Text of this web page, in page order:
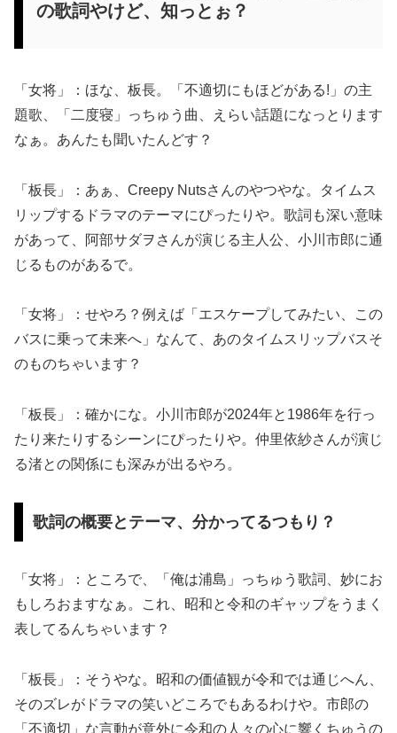
の歌詞やけど、知っとぉ？
「女将」：ほな、板長。「不適切にもほどがある!」の主
題歌、「二度寝」っちゅう曲、えらい話題になっとります
なぁ。あんたも聞いたんどす？
「板長」：あぁ、Creepy Nutsさんのやつやな。タイムス
リップするドラマのテーマにぴったりや。歌詞も深い意味
があって、阿部サダヲさんが演じる主人公、小川市郎に通
じるものがあるで。
「女将」：せやろ？例えば「エスケープしてみたい、この
バスに乗って未来へ」なんて、あのタイムスリップバスそ
のものちゃいます？
「板長」：確かにな。小川市郎が2024年と1986年を行っ
たり来たりするシーンにぴったりや。仲里依紗さんが演じ
る渚との関係にも深みが出るやろ。
歌詞の概要とテーマ、分かってるつもり？
「女将」：ところで、「俺は浦島」っちゅう歌詞、妙にお
もしろおますなぁ。これ、昭和と令和のギャップをうまく
表してるんちゃいます？
「板長」：そうやな。昭和の価値観が令和では通じへん、
そのズレがドラマの笑いどころでもあるわけや。市郎の
「不適切」な言動が意外に令和の人々の心に響くちゅうの